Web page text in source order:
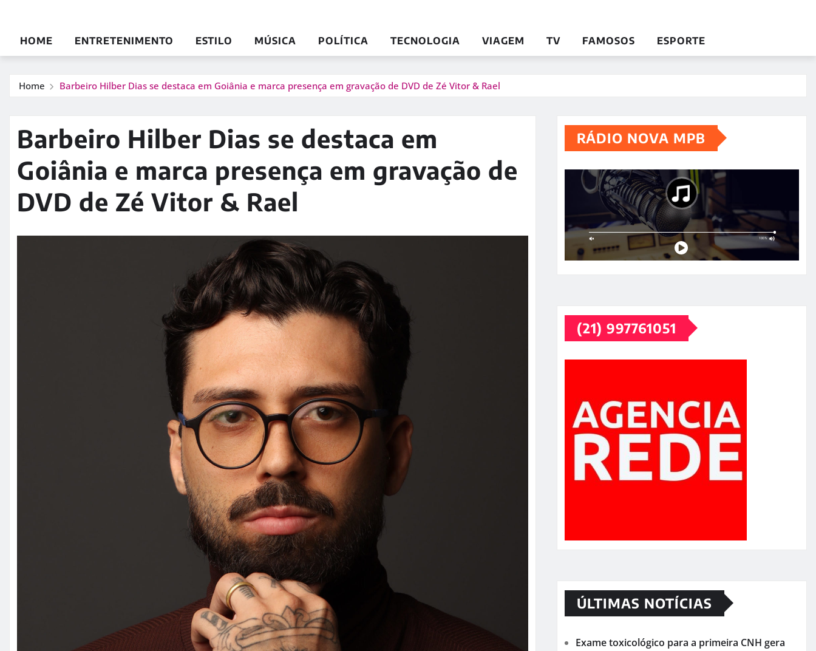
HOME ENTRETENIMENTO ESTILO MÚSICA POLÍTICA TECNOLOGIA VIAGEM TV FAMOSOS ESPORTE
Home Barbeiro Hilber Dias se destaca em Goiânia e marca presença em gravação de DVD de Zé Vitor & Rael
Barbeiro Hilber Dias se destaca em
Goiânia e marca presença em gravação de
DVD de Zé Vitor & Rael
RÁDIO NOVA MPB
(21) 997761051
ÚLTIMAS NOTÍCIAS
Exame toxicológico para a primeira CNH gera